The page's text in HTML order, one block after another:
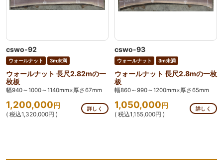
cswo-92
ウォールナット 3m未満
ウォールナット 長尺2.82mの一
枚板
幅940～1000～1140mm×厚さ67mm
1,200,000円
( 税込1,320,000円 )
詳しく
cswo-93
ウォールナット 3m未満
ウォールナット 長尺2.8mの一枚
板
幅860～990～1200mm×厚さ65mm
1,050,000円
( 税込1,155,000円 )
詳しく